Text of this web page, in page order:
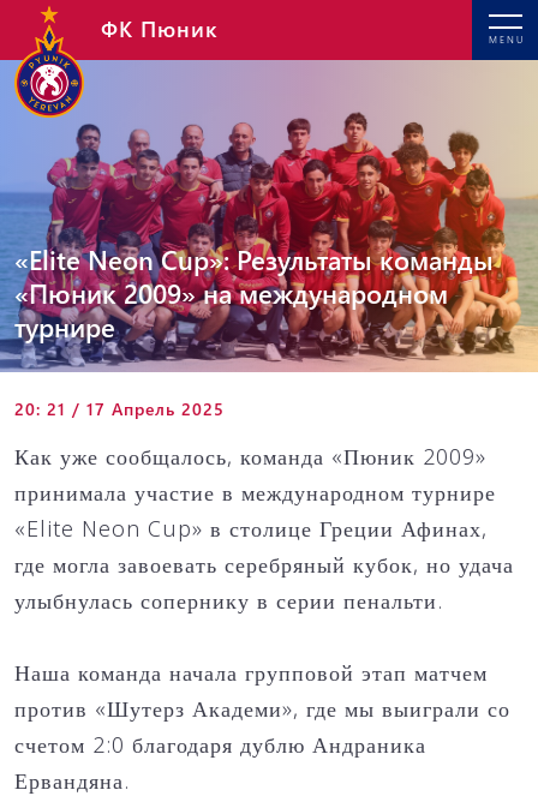
MENU
ФК Пюник
«Elite Neon Cup»: Результаты команды
«Пюник 2009» на международном
турнире
20: 21 / 17 Апрель 2025
Как уже сообщалось, команда «Пюник 2009»
принимала участие в международном турнире
«Elite Neon Cup» в столице Греции Афинах,
где могла завоевать серебряный кубок, но удача
улыбнулась сопернику в серии пенальти.
Наша команда начала групповой этап матчем
против «Шутерз Академи», где мы выиграли со
счетом 2:0 благодаря дублю Андраника
Ервандяна.